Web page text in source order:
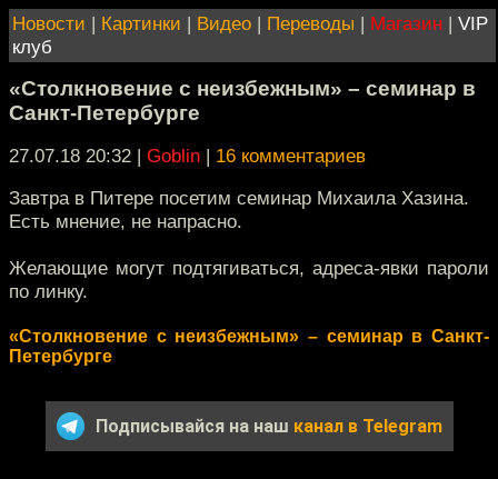
Новости | Картинки | Видео | Переводы | Магазин | VIP
клуб
«Столкновение с неизбежным» – семинар в
Санкт-Петербурге
27.07.18 20:32 | Goblin | 16 комментариев
Завтра в Питере посетим семинар Михаила Хазина.
Есть мнение, не напрасно.
Желающие могут подтягиваться, адреса-явки пароли
по линку.
«Столкновение с неизбежным» – семинар в Санкт-
Петербурге
Подписывайся на наш канал в Telegram